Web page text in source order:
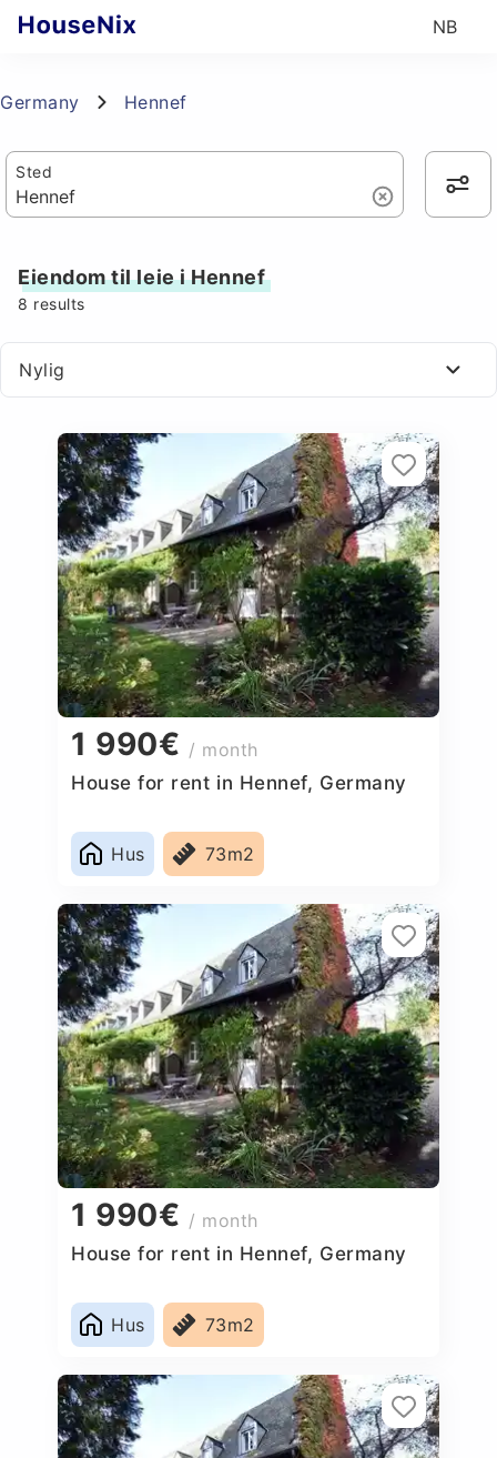
NB
Germany Hennef
Sted
Eiendom til leie i Hennef
8 results
Nylig
1 990€ / month
House for rent in Hennef, Germany
Hus 73m2
1 990€ / month
House for rent in Hennef, Germany
Hus 73m2